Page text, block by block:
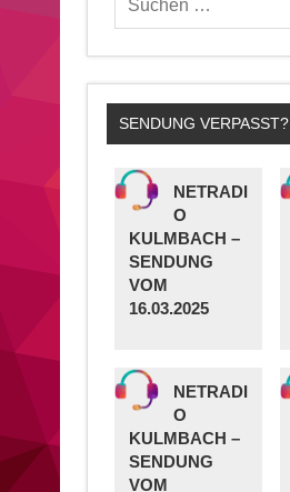
SENDUNG VERPASST?
NETRADI
O
KULMBACH –
SENDUNG
VOM
16.03.2025
NETRADI
O
KULMBACH –
SENDUNG
VOM